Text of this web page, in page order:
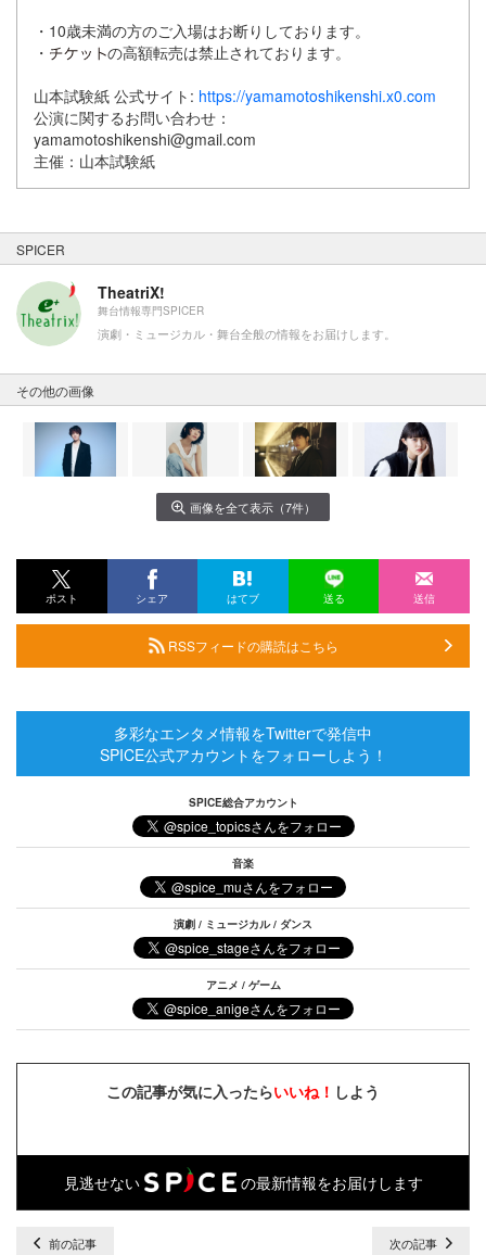
・10歳未満の方のご入場はお断りしております。
・
の高額転売は禁止されております。
山本試験紙 公式サイト: https://yamamotoshikenshi.x0.com
公演に関するお問い合わせ：
yamamotoshikenshi@gmail.com
主催：山本試験紙
SPICER
TheatriX!
舞台情報専門SPICER
演劇・ミュージカル・舞台全般の情報をお届けします。
その他の画像
画像を全て表示（7件）
ポスト シェア はてブ 送る 送信
RSSフィードの購読はこちら
多彩なエンタメ情報をTwitterで発信中
SPICE公式アカウントをフォローしよう！
SPICE総合アカウント
音楽
演劇 / ミュージカル / ダンス
アニメ / ゲーム
この記事が気に入ったらいいね！ しよう
見逃せない の最新情報をお届けします
前の記事 次の記事